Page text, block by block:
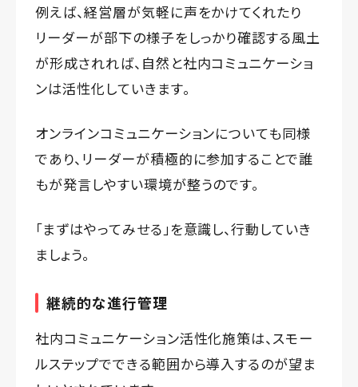
例えば、経営層が気軽に声をかけてくれたり
リーダーが部下の様子をしっかり確認する風土
が形成されれば、自然と社内コミュニケーショ
ンは活性化していきます。
オンラインコミュニケーションについても同様
であり、リーダーが積極的に参加することで誰
もが発言しやすい環境が整うのです。
「まずはやってみせる」を意識し、行動していき
ましょう。
継続的な進行管理
社内コミュニケーション活性化施策は、スモー
ルステップでできる範囲から導入するのが望ま